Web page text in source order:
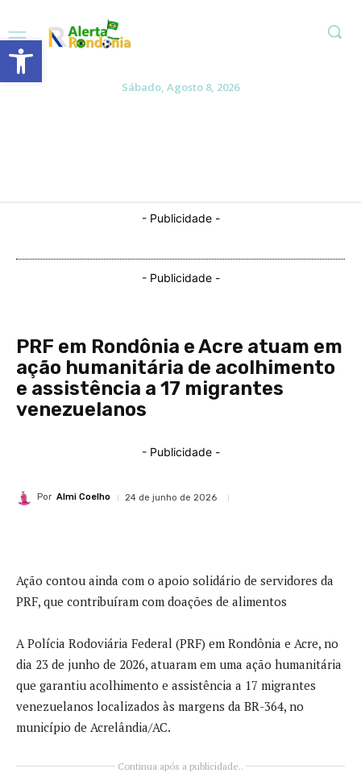
Sábado, Agosto 8, 2026
- Publicidade -
- Publicidade -
PRF em Rondônia e Acre atuam em
ação humanitária de acolhimento
e assistência a 17 migrantes
venezuelanos
- Publicidade -
Por Almi Coelho 24 de junho de 2026
Ação contou ainda com o apoio solidário de servidores da
PRF, que contribuíram com doações de alimentos
A Polícia Rodoviária Federal (PRF) em Rondônia e Acre, no
dia 23 de junho de 2026, atuaram em uma ação humanitária
que garantiu acolhimento e assistência a 17 migrantes
venezuelanos localizados às margens da BR-364, no
município de Acrelândia/AC.
Continua após a publicidade..
Abrir a barra de ferramentas